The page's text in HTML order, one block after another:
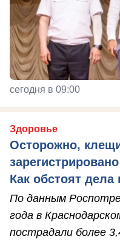
сегодня в 09:00
Здоровье
Осторожно,
Как обстоят дела
По данным
года в
пострадали более